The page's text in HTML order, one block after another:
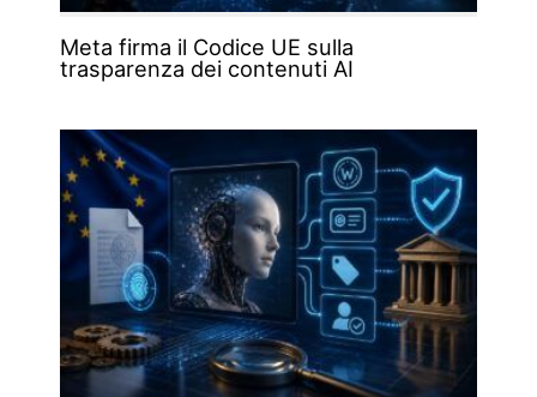
Meta firma il Codice UE sulla
trasparenza dei contenuti AI